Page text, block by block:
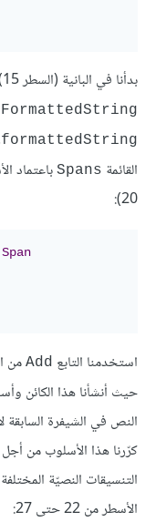
بدأنا في البانية (السطر 15) بإنشاء كائن من الصنف
FormattedString
formattedString
القائمة Spans
20):
Span
استخدمنا التابع Add من
حيث أنشأنا هذا الكائن
النص في الشيفرة
كرّرنا هذا الأسلوب من
التنسيقات النصيّة
الأسطر من 22 حتى 27: